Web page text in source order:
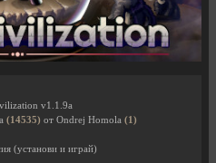
v1.1.9a
(14535) от Ondrej Homola (1)
(установи и играй)